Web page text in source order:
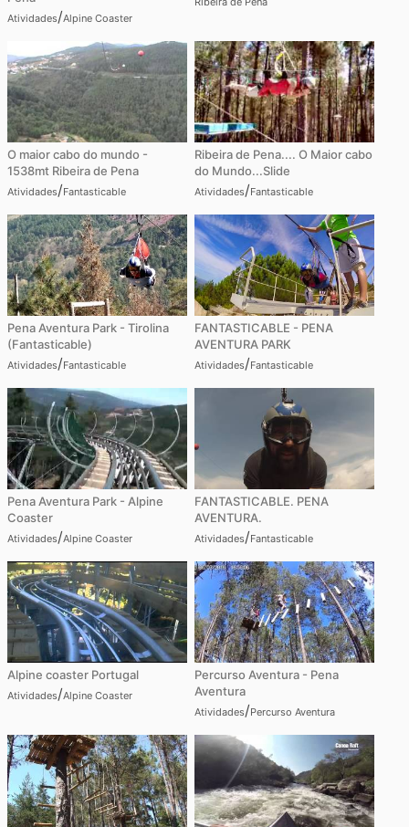
Atividades/Alpine Coaster
O maior cabo do mundo -
1538mt Ribeira de Pena
Atividades/Fantasticable
Ribeira de Pena.... O Maior cabo
do Mundo...Slide
Atividades/Fantasticable
Pena Aventura Park - Tirolina
(Fantasticable)
Atividades/Fantasticable
FANTASTICABLE - PENA
AVENTURA PARK
Atividades/Fantasticable
Pena Aventura Park - Alpine
Coaster
Atividades/Alpine Coaster
FANTASTICABLE. PENA
AVENTURA.
Atividades/Fantasticable
Alpine coaster Portugal
Atividades/Alpine Coaster
Percurso Aventura - Pena
Aventura
Atividades/Percurso Aventura